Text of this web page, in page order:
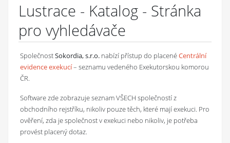
Lustrace - Katalog - Stránka
pro vyhledávače
SpolečnostSokordia, s.r.o. nabízí přístup do placenéCentrální
evidence exekucí– seznamu vedeného Exekutorskou komorou
ČR.
Software zde zobrazuje seznam VŠECH společností z
obchodního rejstříku, nikoliv pouze těch, které mají exekuci. Pro
ověření, zda je společnost v exekuci nebo nikoliv, je potřeba
provést placený dotaz.